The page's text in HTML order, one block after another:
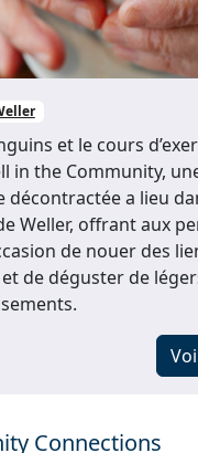
et le cours
in the Community,
décontractée a lieu
Weller, offrant aux
de nouer des
de déguster de
Connections